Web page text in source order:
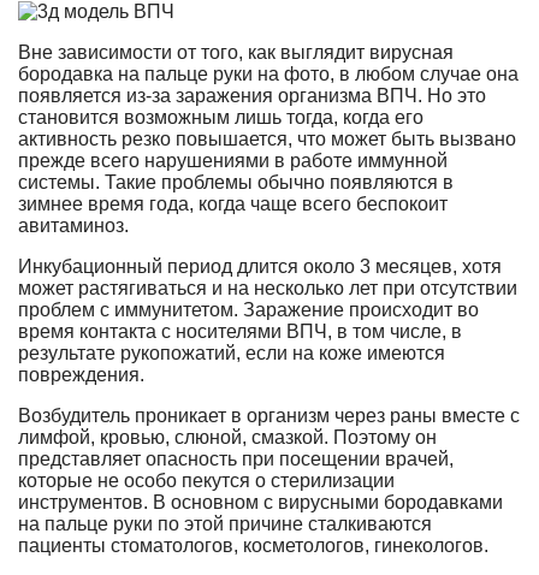
Вне зависимости от того, как выглядит вирусная
бородавка на пальце руки на фото, в любом случае она
появляется из-за заражения организма ВПЧ. Но это
становится возможным лишь тогда, когда его
активность резко повышается, что может быть вызвано
прежде всего нарушениями в работе иммунной
системы. Такие проблемы обычно появляются в
зимнее время года, когда чаще всего беспокоит
авитаминоз.
Инкубационный период длится около 3 месяцев, хотя
может растягиваться и на несколько лет при отсутствии
проблем с иммунитетом. Заражение происходит во
время контакта с носителями ВПЧ, в том числе, в
результате рукопожатий, если на коже имеются
повреждения.
Возбудитель проникает в организм через раны вместе с
лимфой, кровью, слюной, смазкой. Поэтому он
представляет опасность при посещении врачей,
которые не особо пекутся о стерилизации
инструментов. В основном с вирусными бородавками
на пальце руки по этой причине сталкиваются
пациенты стоматологов, косметологов, гинекологов.